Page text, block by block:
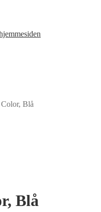
Blå
Blå